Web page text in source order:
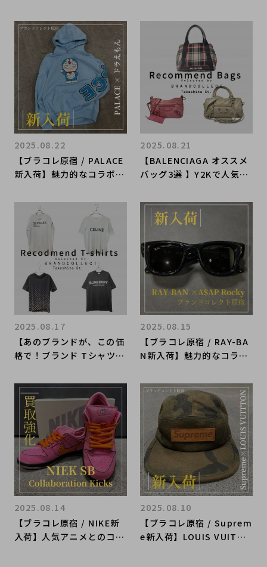
中でも特に注目のスニーカ
ーアイテムをご紹介！
当店に新入荷！COTTON
WREATHデニムパンツを
【ブラコレ原宿 / PALACE
新入荷】魅力的なコラボア
ラえもんコラボをご紹介！
2025.08.22
【BALENCIAGA オススメ
バッグ3選 】Y2Kで人気の
ジバッグ ブランドコレク
ト原宿竹下通り店の おす
すめモデル3選！
2025.08.21
【あのブランドが、この価
格で！ブランド Tシャツを
コーデにオススメのブラン
ドコレクト原宿竹下通り店
のブランドTシャツ4選を
ご紹介
2025.08.17
【ブラコレ原宿 / RAY-BA
N新入荷】魅力的なコラボ
アートとファッションが融
合したアイウェアをご紹
介！！
2025.08.15
【ブラコレ原宿 / NIKE新
入荷】人気アニメとのコラ
2025.08.14
【ブラコレ原宿 / Suprem
e新入荷】LOUIS VUITTO
2025.08.10